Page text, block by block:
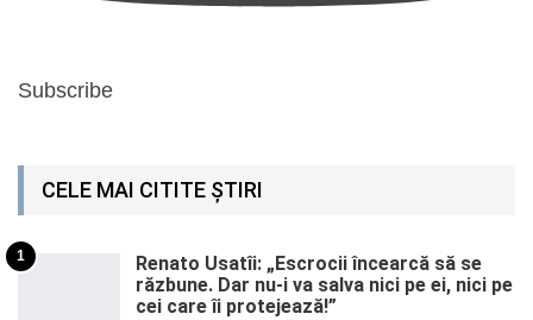
Subscribe
CELE MAI CITITE ȘTIRI
1
Renato Usatîi: „Escrocii încearcă să se
răzbune. Dar nu-i va salva nici pe ei, nici pe
cei care îi protejează!”